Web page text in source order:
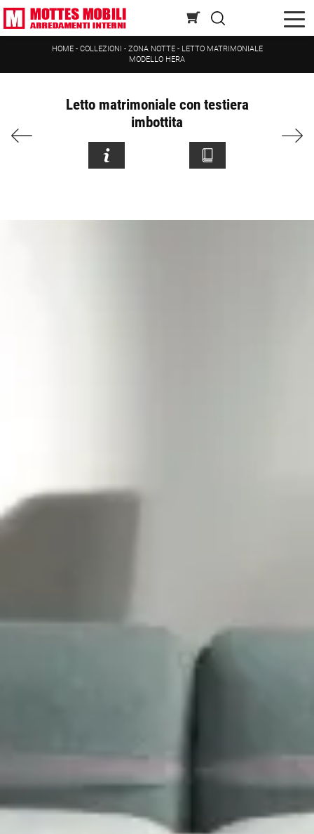
HOME- COLLEZIONI - ZONA NOTTE - LETTO MATRIMONIALE
MODELLO HERA
Letto matrimoniale con testiera
imbottita